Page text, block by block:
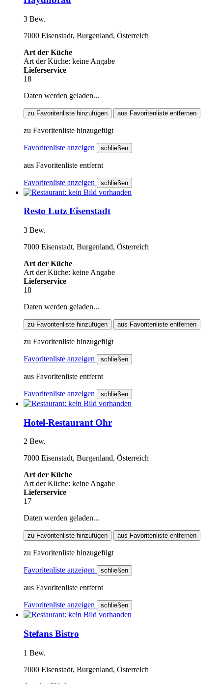
3 Bew.
7000 Eisenstadt, Burgenland, Österreich
Art der Küche
Art der Küche: keine Angabe
Lieferservice
18
Daten werden geladen...
zu Favoritenliste hinzufügen aus Favoritenliste entfernen
zu Favoritenliste hinzugefügt
Favoritenliste anzeigen schließen
aus Favoritenliste entfernt
Favoritenliste anzeigen schließen
Resto Lutz Eisenstadt
3 Bew.
7000 Eisenstadt, Burgenland, Österreich
Art der Küche
Art der Küche: keine Angabe
Lieferservice
18
Daten werden geladen...
zu Favoritenliste hinzufügen aus Favoritenliste entfernen
zu Favoritenliste hinzugefügt
Favoritenliste anzeigen schließen
aus Favoritenliste entfernt
Favoritenliste anzeigen schließen
Hotel-Restaurant Ohr
2 Bew.
7000 Eisenstadt, Burgenland, Österreich
Art der Küche
Art der Küche: keine Angabe
Lieferservice
17
Daten werden geladen...
zu Favoritenliste hinzufügen aus Favoritenliste entfernen
zu Favoritenliste hinzugefügt
Favoritenliste anzeigen schließen
aus Favoritenliste entfernt
Favoritenliste anzeigen schließen
Stefans Bistro
1 Bew.
7000 Eisenstadt, Burgenland, Österreich